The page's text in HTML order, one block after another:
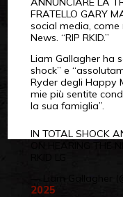
FRATELLO GARY
social media, come
News. “RIP RKID.”
Liam Gallagher ha
shock” e
Ryder degli Happy
mie più sentite
la sua famiglia”.
IN TOTAL SHOCK
2025